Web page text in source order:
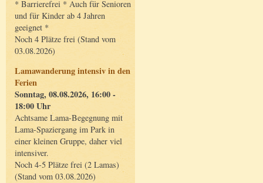
* Barrierefrei * Auch für Senioren
und für Kinder ab 4 Jahren
geeignet *
Noch 4 Plätze frei (Stand vom
03.08.2026)
Lamawanderung intensiv in den
Ferien
Sonntag, 08.08.2026, 16:00 -
18:00 Uhr
Achtsame Lama-Begegnung mit
Lama-Spaziergang im Park in
einer kleinen Gruppe, daher viel
intensiver.
Noch 4-5 Plätze frei (2 Lamas)
(Stand vom 03.08.2026)